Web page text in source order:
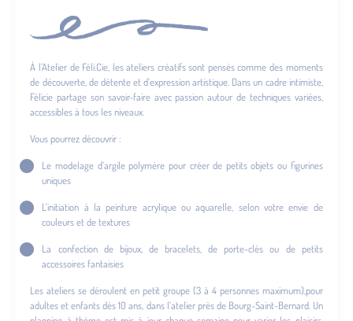
À l’Atelier de Féli.Cie, les ateliers créatifs sont pensés comme des moments
de découverte, de détente et d’expression artistique. Dans un cadre intimiste,
Félicie partage son savoir-faire avec passion autour de techniques variées,
accessibles à tous les niveaux.
Vous pourrez découvrir :
Le modelage d’argile polymère pour créer de petits objets ou figurines
uniques
L’initiation à la peinture acrylique ou aquarelle, selon votre envie de
couleurs et de textures
La confection de bijoux, de bracelets, de porte-clés ou de petits
accessoires fantaisies
Les ateliers se déroulent en petit groupe (3 à 4 personnes maximum),pour
adultes et enfants dès 10 ans, dans l’atelier près de Bourg-Saint-Bernard. Un